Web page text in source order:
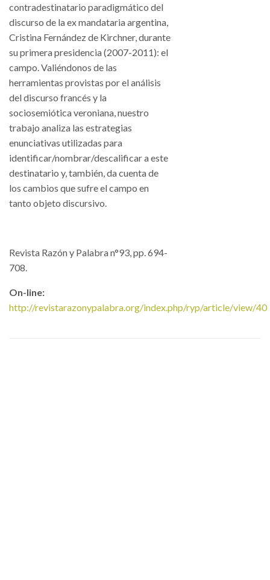
contradestinatario paradigmático del
discurso de la ex mandataria argentina,
Cristina Fernández de Kirchner, durante
su primera presidencia (2007-2011): el
campo. Valiéndonos de las
herramientas provistas por el análisis
del discurso francés y la
sociosemiótica veroniana, nuestro
trabajo analiza las estrategias
enunciativas utilizadas para
identificar/nombrar/descalificar a este
destinatario y, también, da cuenta de
los cambios que sufre el campo en
tanto objeto discursivo.
Revista Razón y Palabra n°93, pp. 694-
708.
On-line:
http://revistarazonypalabra.org/index.php/ryp/article/view/40